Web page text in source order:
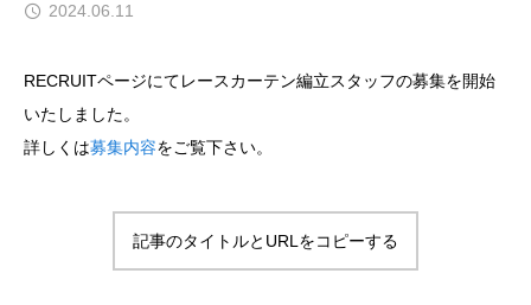
2024.06.11
RECRUITページにてレースカーテン編立スタッフの募集を開始
いたしました。
詳しくは募集内容をご覧下さい。
記事のタイトルとURLをコピーする